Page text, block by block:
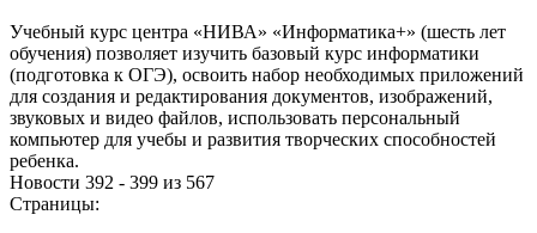
Учебный курс центра «НИВА» «Информатика+» (шесть лет
обучения) позволяет изучить базовый курс информатики
(подготовка к ОГЭ), освоить набор необходимых приложений
для создания и редактирования документов, изображений,
звуковых и видео файлов, использовать персональный
компьютер для учебы и развития творческих способностей
ребенка.
Новости 392 - 399 из 567
Страницы: